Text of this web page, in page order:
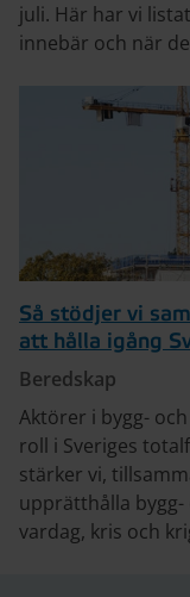
juli. Här har vi
innebär och när
Så stödjer vi
att hålla igång
Beredskap
Aktörer i bygg-
roll i Sveriges
stärker vi,
upprätthålla bygg-
vardag, kris och